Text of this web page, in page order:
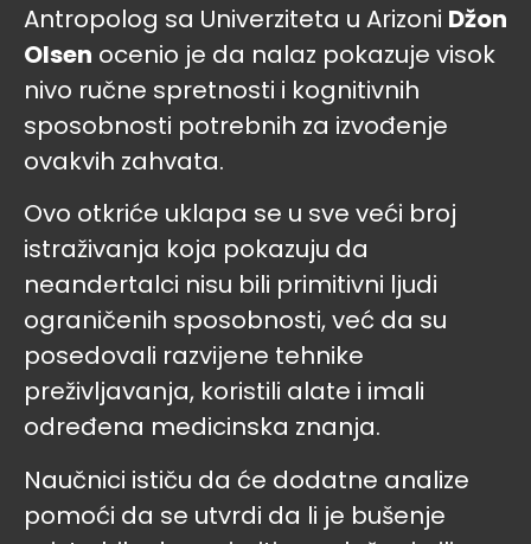
Antropolog sa Univerziteta u Arizoni Džon
Olsen ocenio je da nalaz pokazuje visok
nivo ručne spretnosti i kognitivnih
sposobnosti potrebnih za izvođenje
ovakvih zahvata.
Ovo otkriće uklapa se u sve veći broj
istraživanja koja pokazuju da
neandertalci nisu bili primitivni ljudi
ograničenih sposobnosti, već da su
posedovali razvijene tehnike
preživljavanja, koristili alate i imali
određena medicinska znanja.
Naučnici ističu da će dodatne analize
pomoći da se utvrdi da li je bušenje